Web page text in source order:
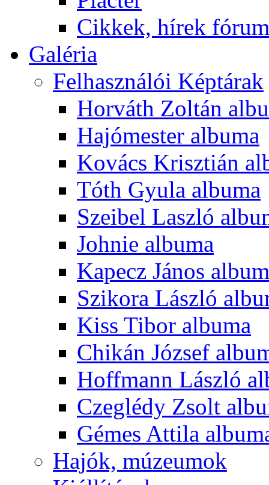
Cikkek, hírek
Galéria
Felhasználói Képtárak
Horváth Zoltán
Hajómester albuma
Kovács Krisztián
Tóth Gyula albuma
Szeibel Laszló
Johnie albuma
Kapecz János
Szikora László
Kiss Tibor albuma
Chikán József
Hoffmann László
Czeglédy Zsolt
Gémes Attila
Hajók, múzeumok